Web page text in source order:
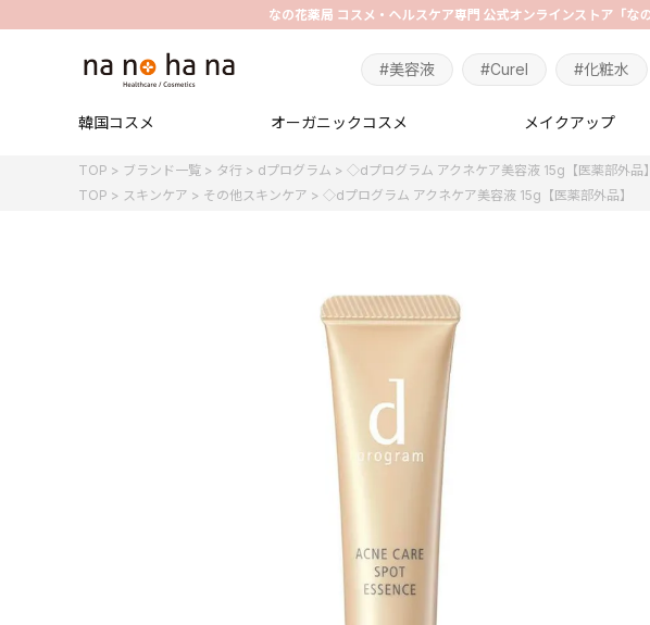
#化粧水
#Curel
#美容液
韓国コスメ オーガニックコスメ メイクアップ
TOP ブランド一覧 タ行 dプログラム
◇dプログラム アクネケア美容液 15g【医薬部外品】
TOP
スキンケア その他スキンケア ◇dプログラム アクネケア美容液 15g【医薬部外品】